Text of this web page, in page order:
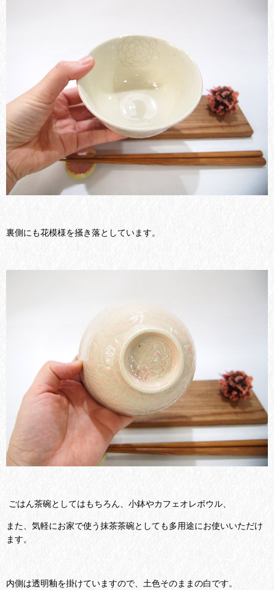
裏側にも花模様を掻き落としています。
ごはん茶碗としてはもちろん、小鉢やカフェオレボウル、
また、気軽にお家で使う抹茶茶碗としても多用途にお使いいただけ
ます。
内側は透明釉を掛けていますので、土色そのままの白です。